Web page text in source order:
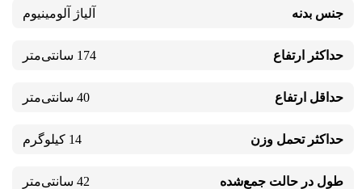
جنس بدنه آلیاژ آلومینیوم
حداکثر ارتفاع 174 سانتی‌متر
حداقل ارتفاع 40 سانتی‌متر
حداکثر تحمل وزن 14 کیلوگرم
طول در حالت جمع‌شده 42 سانتی‌متر